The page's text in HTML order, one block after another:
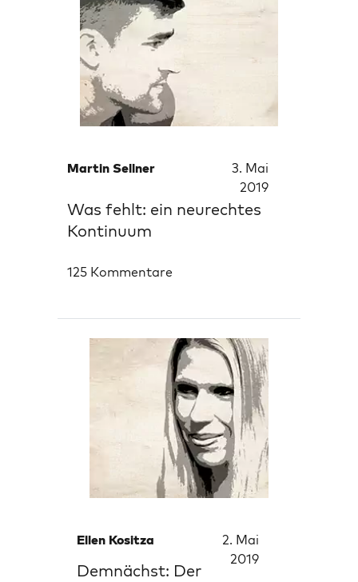
Martin Sellner
3. Mai
2019
Was fehlt: ein neurechtes
Kontinuum
125 Kommentare
Ellen Kositza
2. Mai
2019
Demnächst: Der